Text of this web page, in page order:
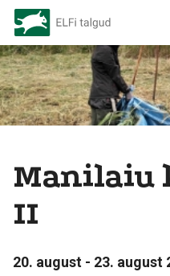
Manilaiu
II
20. august - 23. august